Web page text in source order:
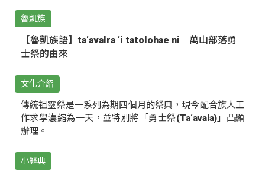
魯凱族
【魯凱族語】ta‘avalra ‘i tatolohae ni｜萬山部落勇
士祭的由來
文化介紹
傳統祖靈祭是一系列為期四個月的祭典，現今配合族人工
作求學濃縮為一天，並特別將「勇士祭(Ta‘avala)」凸顯
辦理。
小辭典